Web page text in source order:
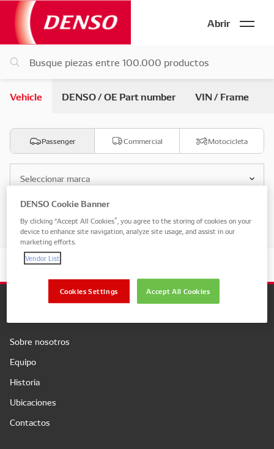
Abrir
Vehicle DENSO / OE Part number VIN / Frame
Passenger Commercial Motocicleta
Seleccionar marca
Seleccionar modelo
Sobre nosotros
Equipo
Historia
Ubicaciones
Contactos
DENSO Cookie Banner
By clicking “Accept All Cookies”, you agree to the storing of cookies on your
device to enhance site navigation, analyze site usage, and assist in our
marketing efforts.
Vendor List
Accept All Cookies
Cookies Settings